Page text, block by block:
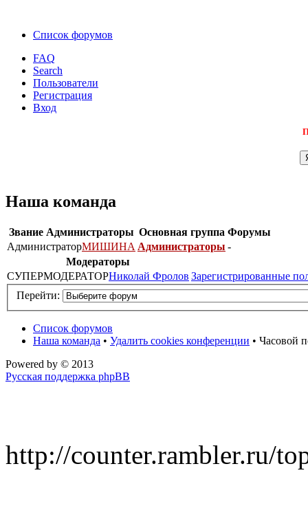
Список форумов
FAQ
Search
Пользователи
Регистрация
Вход
Наша команда
Звание Администраторы Основная группа Форумы
АдминистраторМИШИНА Администраторы -
Модераторы
СУПЕРМОДЕРАТОРНиколай Фролов Зарегистрированные
Перейти:
Список форумов
Наша команда • Удалить cookies конференции • Часовой
Powered by © 2013
Русская поддержка phpBB
http://counter.rambler.ru/